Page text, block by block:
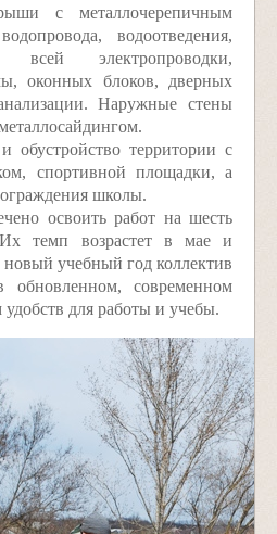
с металлочерепичным
водоотведения,
всей электропроводки,
оконных блоков, дверных
Наружные стены
обустройство территории с
спортивной площадки, а
школы.
освоить работ на шесть
темп возрастет в мае и
учебный год коллектив
современном
для работы и учебы.